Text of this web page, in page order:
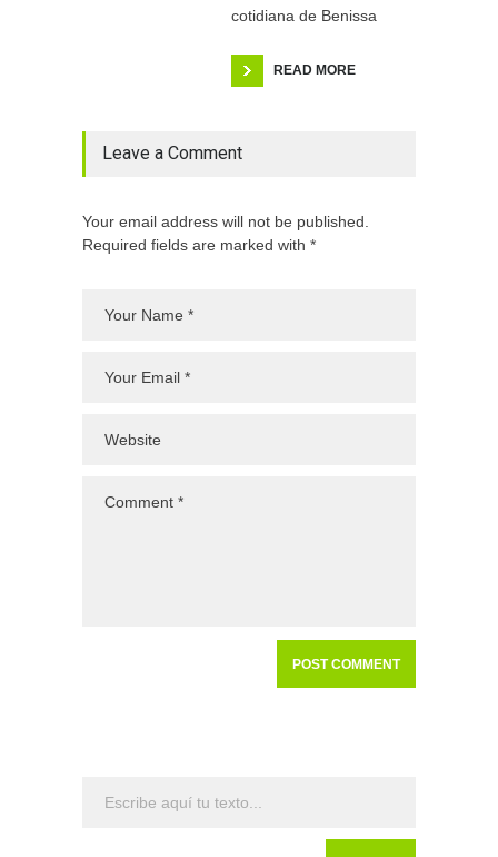
cotidiana de Benissa
READ MORE
Leave a Comment
Your email address will not be published.
Required fields are marked with *